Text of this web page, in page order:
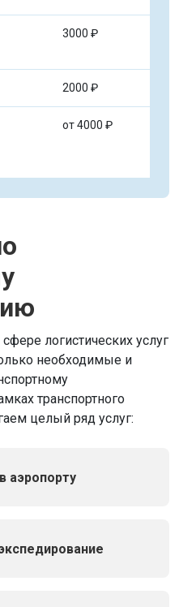
3000 ₽
2000 ₽
от 4000 ₽
логистических услуг
необходимые и
транспортного
целый ряд услуг:
аэропорту